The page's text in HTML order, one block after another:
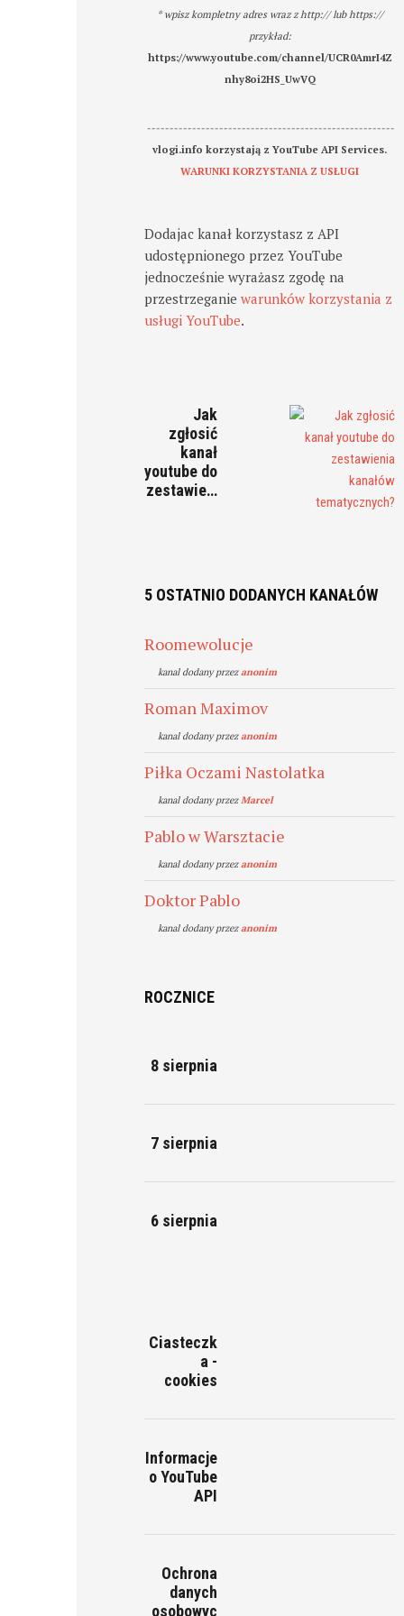
* wpisz kompletny adres wraz z http:// lub https://
przykład:
https://www.youtube.com/channel/UCR0AmrI4Z
nhy8oi2HS_UwVQ
-------------------------------------------------------
vlogi.info korzystają z YouTube API Services.
WARUNKI KORZYSTANIA Z USŁUGI
Dodajac kanał korzystasz z API
udostępnionego przez YouTube
jednocześnie wyrażasz zgodę na
przestrzeganiewarunków korzystania z
usługi YouTube.
Jak
zgłosić
kanał
youtube do
zestawie…
5 OSTATNIO DODANYCH KANAŁÓW
Roomewolucje
kanal dodany przezanonim
Roman Maximov
kanal dodany przezanonim
Piłka Oczami Nastolatka
kanal dodany przezMarcel
Pablo w Warsztacie
kanal dodany przezanonim
Doktor Pablo
kanal dodany przezanonim
ROCZNICE
8 sierpnia
7 sierpnia
6 sierpnia
Ciasteczk
a -
cookies
Informacje
o YouTube
API
Ochrona
danych
osobowyc